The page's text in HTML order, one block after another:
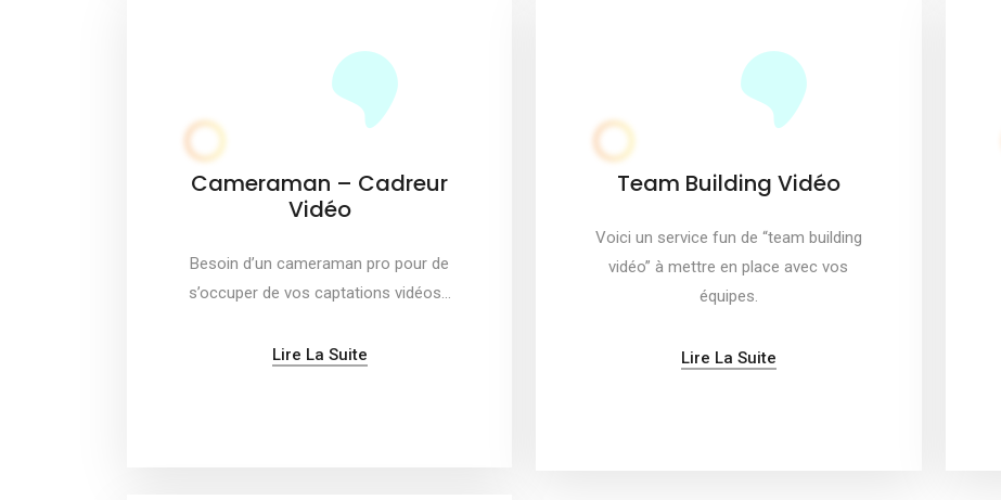
Cameraman – Cadreur
Vidéo
Besoin d’un cameraman pro pour de
s’occuper de vos captations vidéos…
Lire La Suite
Team Building Vidéo
Voici un service fun de “team building
vidéo” à mettre en place avec vos
équipes.
Lire La Suite